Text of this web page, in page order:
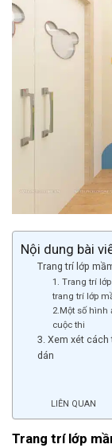
Nội dung bài
Trang trí lớp
1. Trang trí
trang trí lớp
2.Một số hình
cuộc thi
3. Xem xét
dán
LIÊN QUAN
Trang trí lớp